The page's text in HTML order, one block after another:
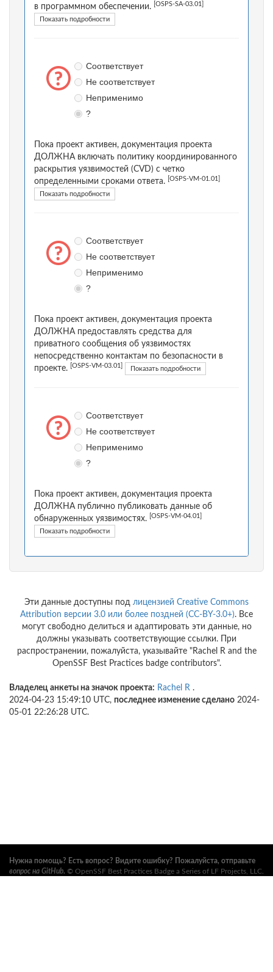
в программном обеспечении.
[OSPS-SA-03.01]
Показать подробности
Соответствует
Не соответствует
Неприменимо
?
Пока проект активен, документация проекта
ДОЛЖНА включать политику координированного
раскрытия уязвимостей (CVD) с четко
определенными сроками ответа.
[OSPS-VM-01.01]
Показать подробности
Соответствует
Не соответствует
Неприменимо
?
Пока проект активен, документация проекта
ДОЛЖНА предоставлять средства для
приватного сообщения об уязвимостях
непосредственно контактам по безопасности в
проекте.
[OSPS-VM-03.01] Показать подробности
Соответствует
Не соответствует
Неприменимо
?
Пока проект активен, документация проекта
ДОЛЖНА публично публиковать данные об
обнаруженных уязвимостях.
[OSPS-VM-04.01]
Показать подробности
Эти данные доступны под лицензией Creative Commons
Attribution версии 3.0 или более поздней (CC-BY-3.0+). Все
могут свободно делиться и адаптировать эти данные, но
должны указывать соответствующие ссылки. При
распространении, пожалуйста, указывайте "Rachel R and the
OpenSSF Best Practices badge contributors".
Владелец анкеты на значок проекта: Rachel R .
2024-04-23 15:49:10 UTC, последнее изменение сделано 2024-
05-01 22:26:28 UTC.
Нужна помощь? Есть вопрос? Видите ошибку? Пожалуйста, отправьте
вопрос на GitHub. © OpenSSF Best Practices Badge a Series of LF Projects, LLC